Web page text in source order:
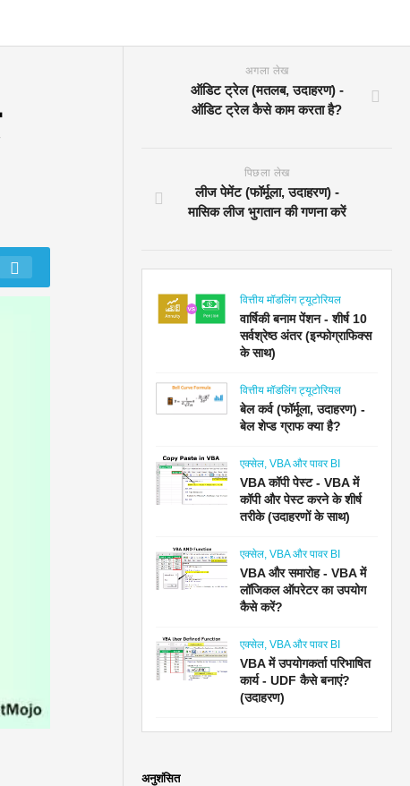
अगला लेख
ऑडिट ट्रेल (मतलब, उदाहरण) -
ऑडिट ट्रेल कैसे काम करता है?
पिछला लेख
लीज पेमेंट (फॉर्मूला, उदाहरण) -
मासिक लीज भुगतान की गणना करें
वित्तीय मॉडलिंग ट्यूटोरियल
वार्षिकी बनाम पेंशन - शीर्ष 10
सर्वश्रेष्ठ अंतर (इन्फोग्राफिक्स
के साथ)
वित्तीय मॉडलिंग ट्यूटोरियल
बेल कर्व (फॉर्मूला, उदाहरण) -
बेल शेप्ड ग्राफ क्या है?
एक्सेल, VBA और पावर BI
VBA कॉपी पेस्ट - VBA में
कॉपी और पेस्ट करने के शीर्ष
तरीके (उदाहरणों के साथ)
एक्सेल, VBA और पावर BI
VBA और समारोह - VBA में
लॉजिकल ऑपरेटर का उपयोग
कैसे करें?
एक्सेल, VBA और पावर BI
VBA में उपयोगकर्ता परिभाषित
कार्य - UDF कैसे बनाएं?
(उदाहरण)
अनुशंसित